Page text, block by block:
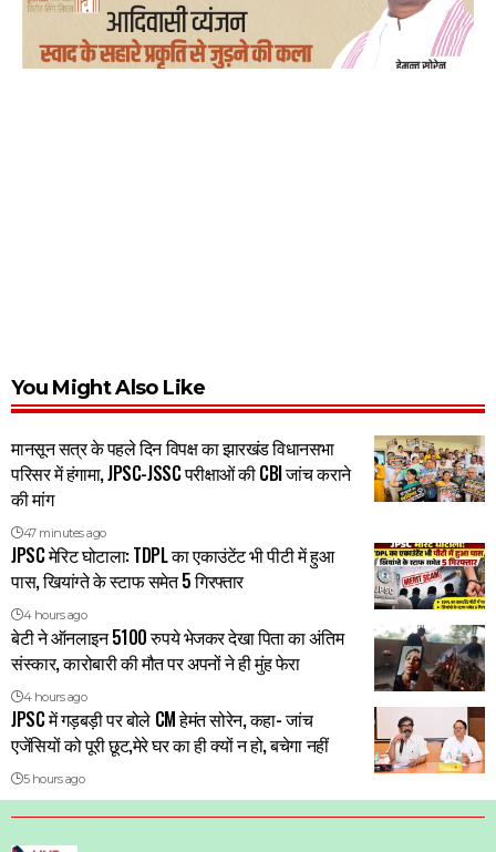
You Might Also Like
मानसून सत्र के पहले दिन विपक्ष का झारखंड विधानसभा
परिसर में हंगामा, JPSC-JSSC परीक्षाओं की CBI जांच कराने
की मांग
47 minutes ago
JPSC मेरिट घोटाला: TDPL का एकाउंटेंट भी पीटी में हुआ
पास, खियांग्ते के स्टाफ समेत 5 गिरफ्तार
4 hours ago
बेटी ने ऑनलाइन 5100 रुपये भेजकर देखा पिता का अंतिम
संस्कार, कारोबारी की मौत पर अपनों ने ही मुंह फेरा
4 hours ago
JPSC में गड़बड़ी पर बोले CM हेमंत सोरेन, कहा- जांच
एजेंसियों को पूरी छूट,मेरे घर का ही क्यों न हो, बचेगा नहीं
5 hours ago